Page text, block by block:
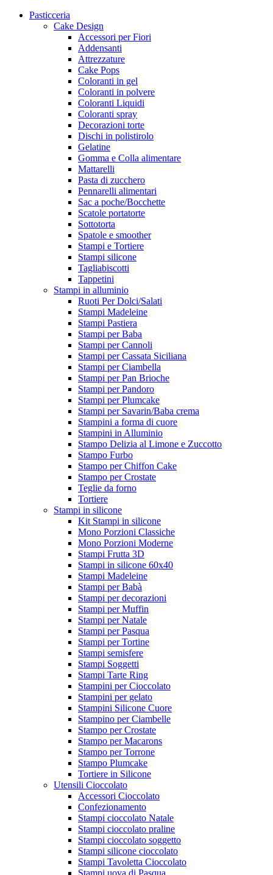
Pasticceria
Cake Design
Accessori per Fiori
Addensanti
Attrezzature
Cake Pops
Coloranti in gel
Coloranti in polvere
Coloranti Liquidi
Coloranti spray
Decorazioni torte
Dischi in polistirolo
Gelatine
Gomma e Colla alimentare
Mattarelli
Pasta di zucchero
Pennarelli alimentari
Sac a poche/Bocchette
Scatole portatorte
Sottotorta
Spatole e smoother
Stampi e Tortiere
Stampi silicone
Tagliabiscotti
Tappetini
Stampi in alluminio
Ruoti Per Dolci/Salati
Stampi Madeleine
Stampi Pastiera
Stampi per Baba
Stampi per Cannoli
Stampi per Cassata Siciliana
Stampi per Ciambella
Stampi per Pan Brioche
Stampi per Pandoro
Stampi per Plumcake
Stampi per Savarin/Baba crema
Stampini a forma di cuore
Stampini in Alluminio
Stampo Delizia al Limone e Zuccotto
Stampo Furbo
Stampo per Chiffon Cake
Stampo per Crostate
Teglie da forno
Tortiere
Stampi in silicone
Kit Stampi in silicone
Mono Porzioni Classiche
Mono Porzioni Moderne
Stampi Frutta 3D
Stampi in silicone 60x40
Stampi Madeleine
Stampi per Babà
Stampi per decorazioni
Stampi per Muffin
Stampi per Natale
Stampi per Pasqua
Stampi per Tortine
Stampi semisfere
Stampi Soggetti
Stampi Tarte Ring
Stampini per Cioccolato
Stampini per gelato
Stampini Silicone Cuore
Stampino per Ciambelle
Stampo per Crostate
Stampo per Macarons
Stampo per Torrone
Stampo Plumcake
Tortiere in Silicone
Utensili Cioccolato
Accessori Cioccolato
Confezionamento
Stampi cioccolato Natale
Stampi cioccolato praline
Stampi cioccolato soggetto
Stampi silicone cioccolato
Stampi Tavoletta Cioccolato
Stampi uova di Pasqua